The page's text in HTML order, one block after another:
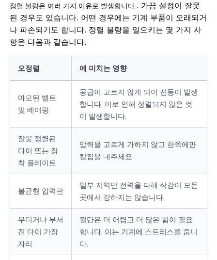
정렬 불량은 여러 가지 이유로 발생합니다 . 가끔 설정이 잘못
된 경우도 있습니다. 어떤 경우에는 기계 부품이 오래되거
나 파손되기도 합니다. 정렬 불량을 일으키는 몇 가지 사
항은 다음과 같습니다.
오정렬 에 미치는 영향
마모된 벨트
및 베어링
공급이 고르지 않게 되어 진동이 발생
합니다. 이로 인해 정렬되지 않은 컷
이 발생합니다.
잘못 정렬된
다이 또는 장
착 플레이트
압력을 고르게 가하지 않고 한쪽에만
칼집을 내주세요.
불균형 압력판
일부 지역만 전력을 다해 삭감이 모든
곳에서 강하지는 않습니다.
무디거나 부서
진 다이 가장
자리
절단은 더 어렵고 더 많은 힘이 필요
합니다. 이는 기계에 스트레스를 줍니
다.